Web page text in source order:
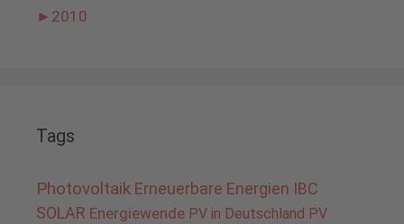
► 2010
Tags
Photovoltaik Erneuerbare Energien IBC
SOLAR Energiewende PV in Deutschland PV